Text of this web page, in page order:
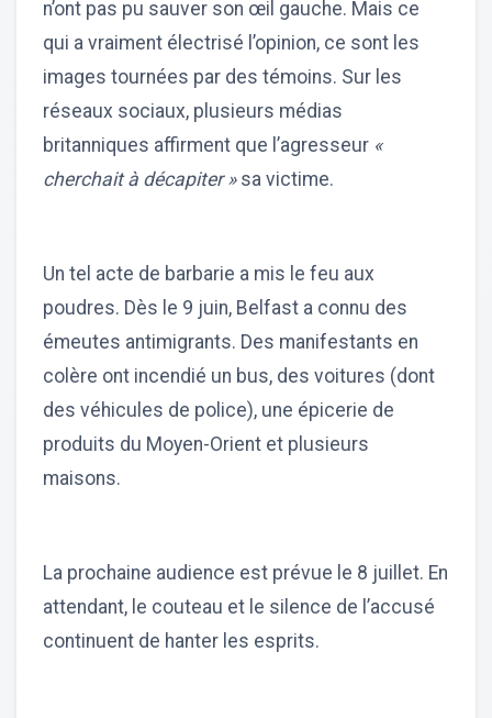
n’ont pas pu sauver son œil gauche. Mais ce
qui a vraiment électrisé l’opinion, ce sont les
images tournées par des témoins. Sur les
réseaux sociaux, plusieurs médias
britanniques affirment que l’agresseur «
cherchait à décapiter »sa victime.
Un tel acte de barbarie a mis le feu aux
poudres. Dès le 9 juin, Belfast a connu des
émeutes antimigrants. Des manifestants en
colère ont incendié un bus, des voitures (dont
des véhicules de police), une épicerie de
produits du Moyen-Orient et plusieurs
maisons.
La prochaine audience est prévue le 8 juillet. En
attendant, le couteau et le silence de l’accusé
continuent de hanter les esprits.